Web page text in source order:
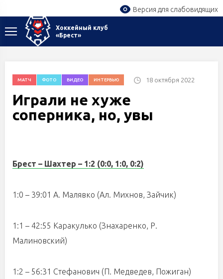
Версия для слабовидящих
Хоккейный клуб
«Брест»
МАТЧ ФОТО ВИДЕО ИНТЕРВЬЮ 18 октября 2022
Играли не хуже
соперника, но, увы
Брест – Шахтер – 1:2 (0:0, 1:0, 0:2)
1:0 – 39:01 А. Малявко (Ал. Михнов, Зайчик)
1:1 – 42:55 Каракулько (Знахаренко, Р.
Малиновский)
1:2 – 56:31 Стефанович (П. Медведев, Пожиган)